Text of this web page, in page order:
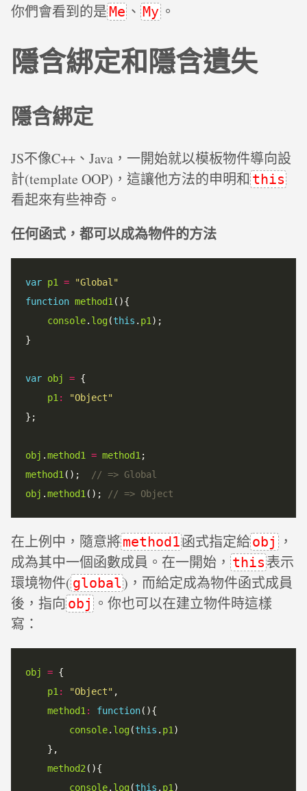
你們會看到的是Me 、My。
隱含綁定和隱含遺失
隱含綁定
JS不像C++、Java，一開始就以模板物件導向設
計(template OOP)，這讓他方法的申明和 this
看起來有些神奇。
任何函式，都可以成為物件的方法
var p1 =
"Global"
function method1 (){
console. log(this . p1 );
}
var obj = {
p1 :
"Object"
};
obj .method1 = method1
method1 ();
obj .method1 ();
在上例中，隨意將 method1函式指定給obj ，
成為其中一個函數成員。在一開始， this 表示
環境物件( global)，而給定成為物件函式成員
後，指向 obj 。你也可以在建立物件時這樣
寫：
obj = {
p1 : "Object" ,
method1 : function(){
console. log(this . p1 )
    },
method2 (){
console. log(this . p1 )